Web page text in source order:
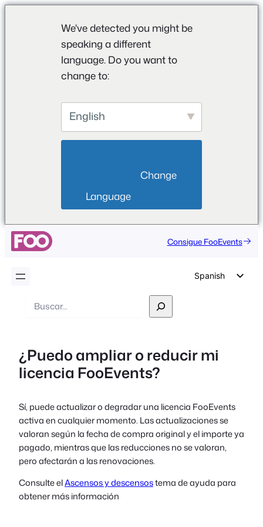
We've detected you might be
speaking a different
language. Do you want to
change to:
English
Language
Consigue FooEvents
Spanish
Italian
Polish
Czech
Greek
Buscar
¿Puedo ampliar o reducir mi
licencia FooEvents?
Sí, puede actualizar o degradar una licencia FooEvents
activa en cualquier momento. Las actualizaciones se
valoran según la fecha de compra original y el importe ya
pagado, mientras que las reducciones no se valoran,
pero afectarán a las renovaciones.
Consulte elAscensos y descensostema de ayuda para
obtener más información